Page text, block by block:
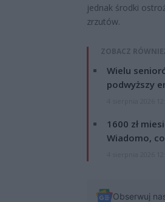
jednak środki
zrzutów.
ZOBACZ
Wielu
podwyższy
1600 zł
Wiadomo,
Obserwuj